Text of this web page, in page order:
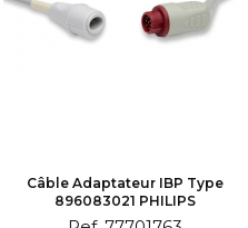
Câble Adaptateur IBP Type
896083021 PHILIPS